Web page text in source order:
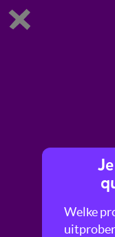
Dit is
Hier leer je
Welke